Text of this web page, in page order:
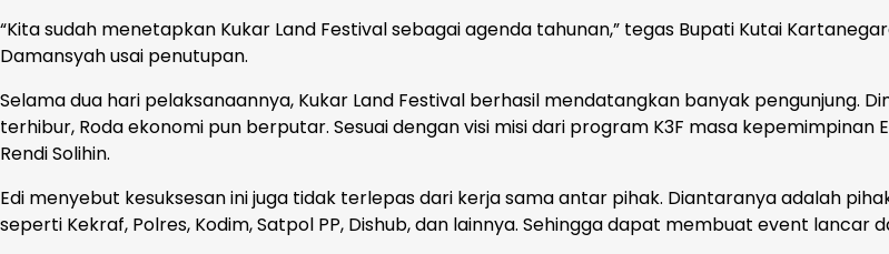
“Kita sudah menetapkan Kukar Land Festival sebagai agenda tahunan,” tegas Bupati Kutai
Damansyah usai penutupan.
Selama dua hari pelaksanaannya, Kukar Land Festival berhasil mendatangkan banyak pengunjung.
terhibur, Roda ekonomi pun berputar. Sesuai dengan visi misi dari program K3F masa kepemimpinan
Rendi Solihin.
Edi menyebut kesuksesan ini juga tidak terlepas dari kerja sama antar pihak. Diantaranya adalah
seperti Kekraf, Polres, Kodim, Satpol PP, Dishub, dan lainnya. Sehingga dapat membuat event lancar